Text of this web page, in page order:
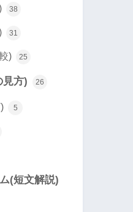
38
31
) 25
見方) 26
5
(短文解説)